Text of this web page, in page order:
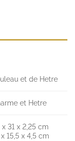
et de Hetre
et Hetre
31 x 2,25 cm
15,5 x 4,5 cm